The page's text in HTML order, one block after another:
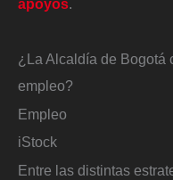
apoyos.
¿La Alcaldía de Bogotá
empleo?
Empleo
iStock
Entre las distintas